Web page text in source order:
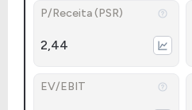
P/Receita (PSR)
2,44
EV/EBIT